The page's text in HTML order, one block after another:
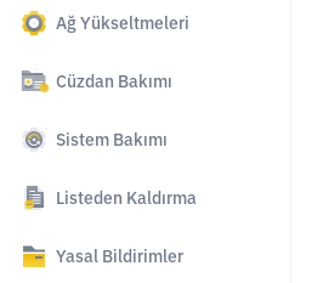
Ağ Yükseltmeleri
Cüzdan Bakımı
Sistem Bakımı
Listeden Kaldırma
Yasal Bildirimler